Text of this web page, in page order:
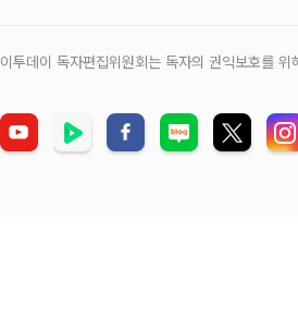
이투데이 독자편집위원회는 독자의 권익보호를